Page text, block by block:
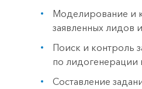
Моделирование и
заявленных лидов
Поиск и контроль
по лидогенерации
Составление